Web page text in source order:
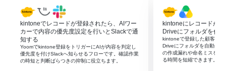
トリガーでkintoneを選択し「レコードが登録されたら」
というトリガーアクションを設定します。
オペレーションでkintoneの「レコードを取得する」アク
ションを設定し、登録されたレコードの詳細情報を取得
します。
オペレーションでGoogleドキュメントの「書類を発行す
る」アクションを設定し、取得した情報をもとに請求書を
kintoneでレコードが登録されたら、AIワー
カーで内容の優先度設定を行いとSlackで通
知する
Yoomでkintone登録をトリガーにAIが内容を判定し
優先度を付けSlackへ知らせるフローです。確認作業
の時短と判断ばらつきの抑制に役立ちます。
kintoneにレコードが
Driveにフォルダを作成
kintoneで登録した顧客・
Driveにフォルダを自動生
の作成漏れや命名ミスを抑
る時間を短縮できます。